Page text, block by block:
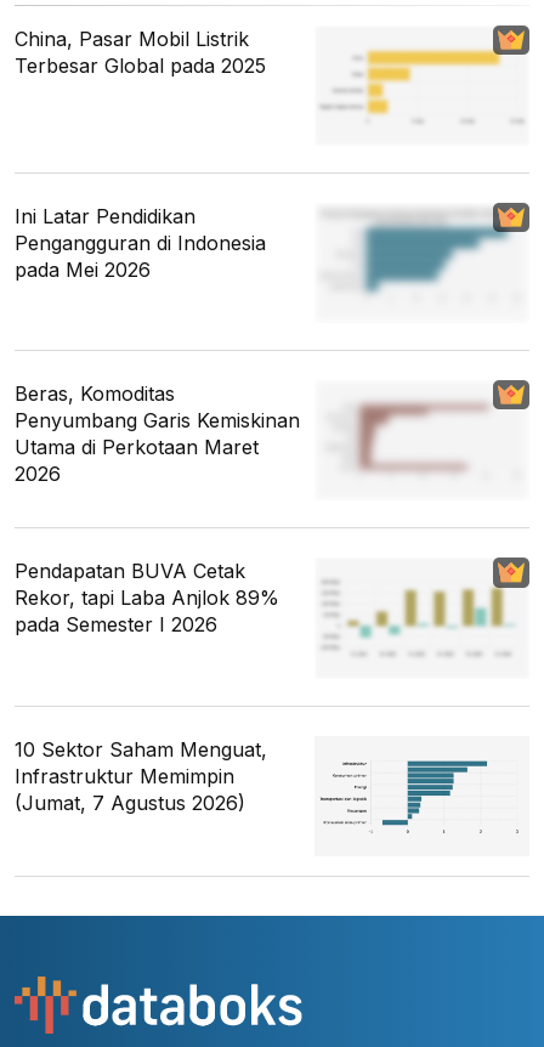
China, Pasar Mobil Listrik
Terbesar Global pada 2025
Ini Latar Pendidikan
Pengangguran di Indonesia
pada Mei 2026
Beras, Komoditas
Penyumbang Garis Kemiskinan
Utama di Perkotaan Maret
2026
Pendapatan BUVA Cetak
Rekor, tapi Laba Anjlok 89%
pada Semester I 2026
10 Sektor Saham Menguat,
Infrastruktur Memimpin
(Jumat, 7 Agustus 2026)